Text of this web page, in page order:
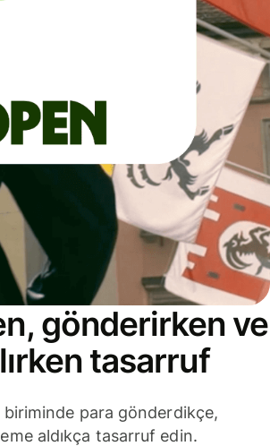
gönderirken ve
tasarruf
para gönderdikçe,
aldıkça tasarruf edin.